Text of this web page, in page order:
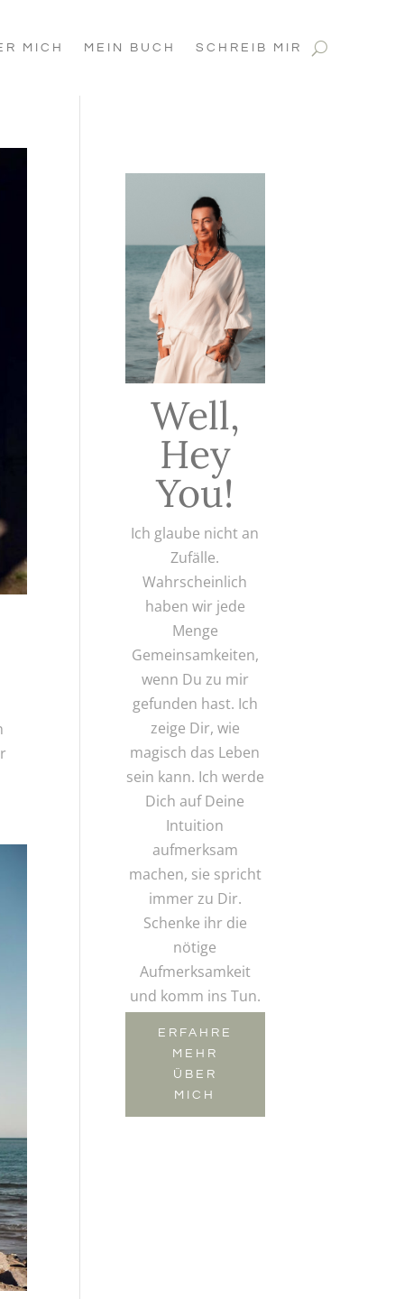
MICH MEIN BUCH SCHREIB MIR
Well,
Hey
You!
Ich glaube nicht an
Zufälle.
Wahrscheinlich
haben wir jede
Menge
Gemeinsamkeiten,
wenn Du zu mir
gefunden hast. Ich
zeige Dir, wie
magisch das Leben
sein kann. Ich werde
Dich auf Deine
Intuition
aufmerksam
machen, sie spricht
immer zu Dir.
Schenke ihr die
nötige
Aufmerksamkeit
und komm ins Tun.
ERFAHRE
MEHR
ÜBER
MICH